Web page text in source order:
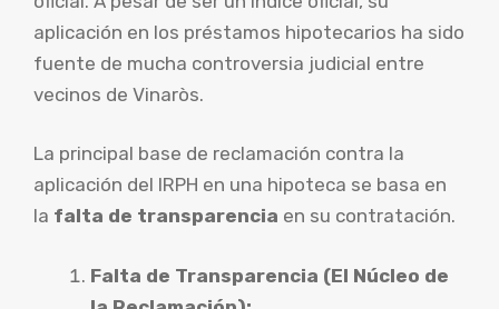
aplicación en los préstamos hipotecarios ha sido
fuente de mucha controversia judicial entre
vecinos de Vinaròs.
La principal base de reclamación contra la
aplicación del IRPH en una hipoteca se basa en
la falta de transparencia en su contratación.
Falta de Transparencia (El Núcleo de